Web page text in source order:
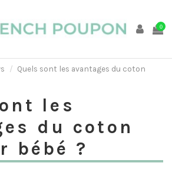
0
Quels sont les avantages du coton
les
du coton
bébé ?